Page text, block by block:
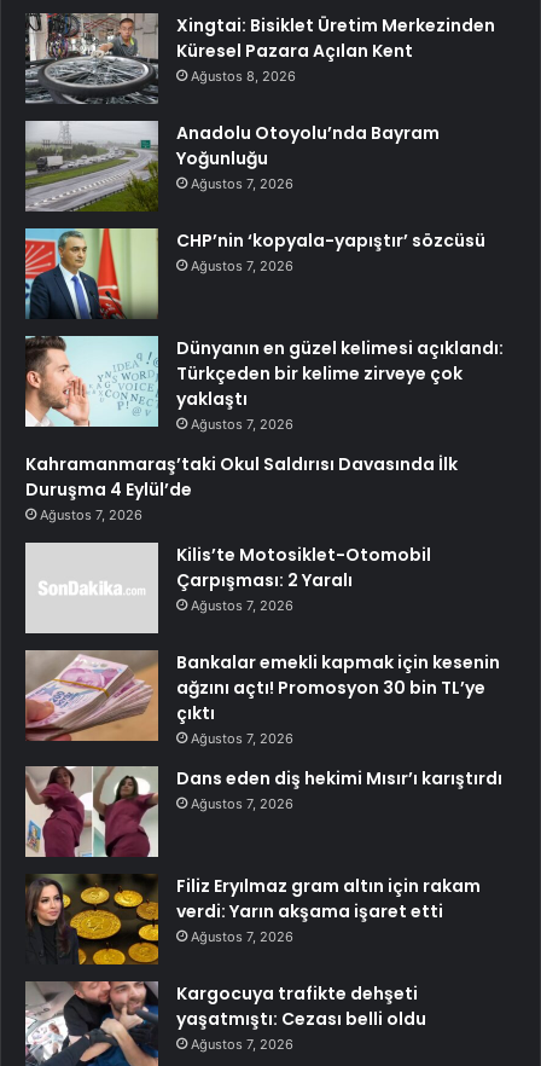
Xingtai: Bisiklet Üretim Merkezinden
Küresel Pazara Açılan Kent
Ağustos 8, 2026
Anadolu Otoyolu’nda Bayram
Yoğunluğu
Ağustos 7, 2026
CHP’nin ‘kopyala-yapıştır’ sözcüsü
Ağustos 7, 2026
Dünyanın en güzel kelimesi açıklandı:
Türkçeden bir kelime zirveye çok
yaklaştı
Ağustos 7, 2026
Kahramanmaraş’taki Okul Saldırısı Davasında İlk
Duruşma 4 Eylül’de
Ağustos 7, 2026
Kilis’te Motosiklet-Otomobil
Çarpışması: 2 Yaralı
Ağustos 7, 2026
Bankalar emekli kapmak için kesenin
ağzını açtı! Promosyon 30 bin TL’ye
çıktı
Ağustos 7, 2026
Dans eden diş hekimi Mısır’ı karıştırdı
Ağustos 7, 2026
Filiz Eryılmaz gram altın için rakam
verdi: Yarın akşama işaret etti
Ağustos 7, 2026
Kargocuya trafikte dehşeti
yaşatmıştı: Cezası belli oldu
Ağustos 7, 2026